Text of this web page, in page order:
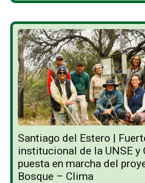
Santiago del Estero |
institucional de la UNSE y
puesta en marcha del
Bosque – Clima